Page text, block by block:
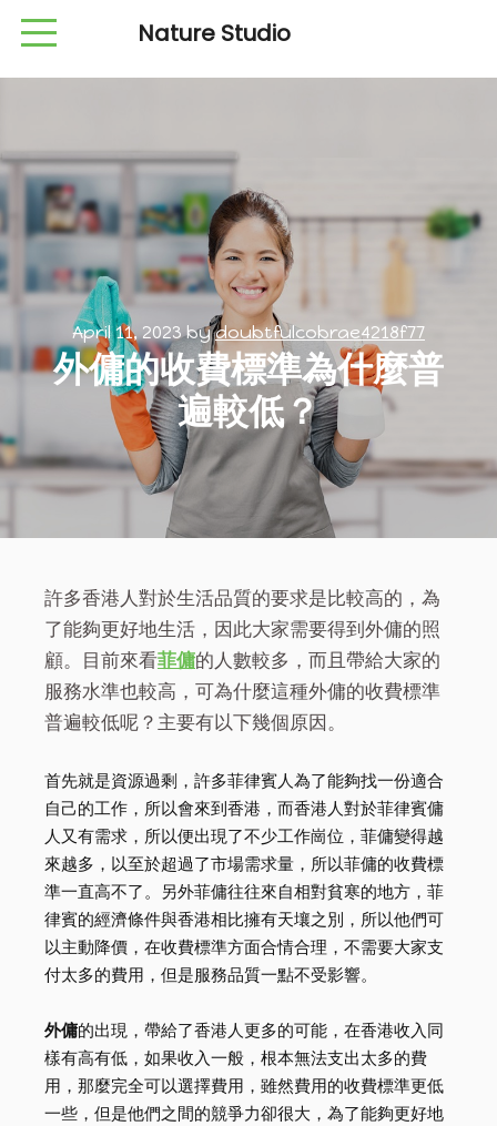
Nature Studio
April 11, 2023bydoubtfulcobrae4218f77
外傭的收費標準為什麼普
遍較低？
許多香港人對於生活品質的要求是比較高的，為
了能夠更好地生活，因此大家需要得到外傭的照
顧。目前來看菲傭的人數較多，而且帶給大家的
服務水準也較高，可為什麼這種外傭的收費標準
普遍較低呢？主要有以下幾個原因。
首先就是資源過剩，許多菲律賓人為了能夠找一份適合
自己的工作，所以會來到香港，而香港人對於菲律賓傭
人又有需求，所以便出現了不少工作崗位，菲傭變得越
來越多，以至於超過了市場需求量，所以菲傭的收費標
準一直高不了。另外菲傭往往來自相對貧寒的地方，菲
律賓的經濟條件與香港相比擁有天壤之別，所以他們可
以主動降價，在收費標準方面合情合理，不需要大家支
付太多的費用，但是服務品質一點不受影響。
外傭的出現，帶給了香港人更多的可能，在香港收入同
樣有高有低，如果收入一般，根本無法支出太多的費
用，那麼完全可以選擇費用，雖然費用的收費標準更低
一些，但是他們之間的競爭力卻很大，為了能夠更好地